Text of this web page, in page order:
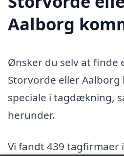
Aalborg
Ønsker du selv at finde
Storvorde eller Aalborg
speciale i tagdækning,
herunder.
Vi fandt 439 tagfirmaer